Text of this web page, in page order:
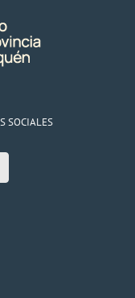
SOCIALES